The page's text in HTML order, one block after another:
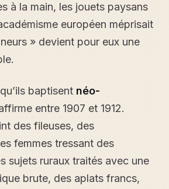
à la main, les jouets paysans
européen méprisait
» devient pour eux une
baptisent néo-
entre 1907 et 1912.
des fileuses, des
femmes tressant des
sujets ruraux traités avec une
brute, des aplats francs,